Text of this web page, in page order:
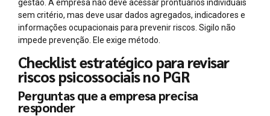
gestão. A empresa não deve acessar prontuários individuais
sem critério, mas deve usar dados agregados, indicadores e
informações ocupacionais para prevenir riscos. Sigilo não
impede prevenção. Ele exige método.
Checklist estratégico para revisar
riscos psicossociais no PGR
Perguntas que a empresa precisa
responder